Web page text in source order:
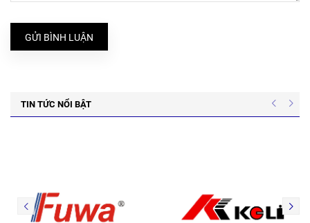
GỬI BÌNH LUẬN
TIN TỨC NỔI BẬT